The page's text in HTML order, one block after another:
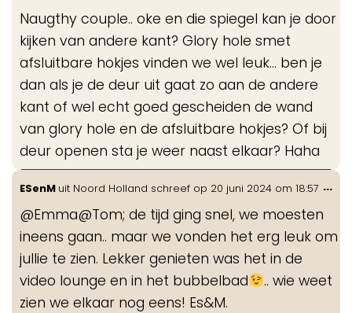
Naugthy couple.. oke en die spiegel kan je door
kijken van andere kant? Glory hole smet
afsluitbare hokjes vinden we wel leuk… ben je
dan als je de deur uit gaat zo aan de andere
kant of wel echt goed gescheiden de wand
van glory hole en de afsluitbare hokjes? Of bij
deur openen sta je weer naast elkaar? Haha
ESenM uit Noord Holland schreef op 20 juni 2024 om 18:57
@Emma@Tom; de tijd ging snel, we moesten
ineens gaan.. maar we vonden het erg leuk om
jullie te zien. Lekker genieten was het in de
video lounge en in het bubbelbad
.. wie weet
zien we elkaar nog eens! Es&M.
...